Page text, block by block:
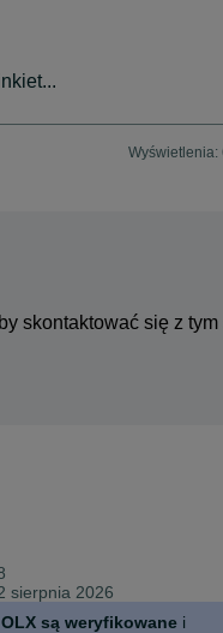
Wyświetlenia:
skontaktować się z
sierpnia 2026
są weryfikowane i